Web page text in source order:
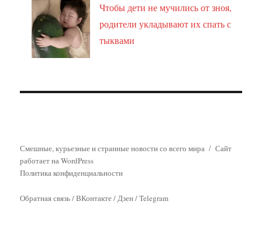
Чтобы дети не мучились от зноя,
родители укладывают их спать с
тыквами
Смешные, курьезные и странные новости со всего мира
Сайт
работает на WordPress
Политика конфиденциальности
Обратная связь/ВКонтакте/Дзен/Telegram